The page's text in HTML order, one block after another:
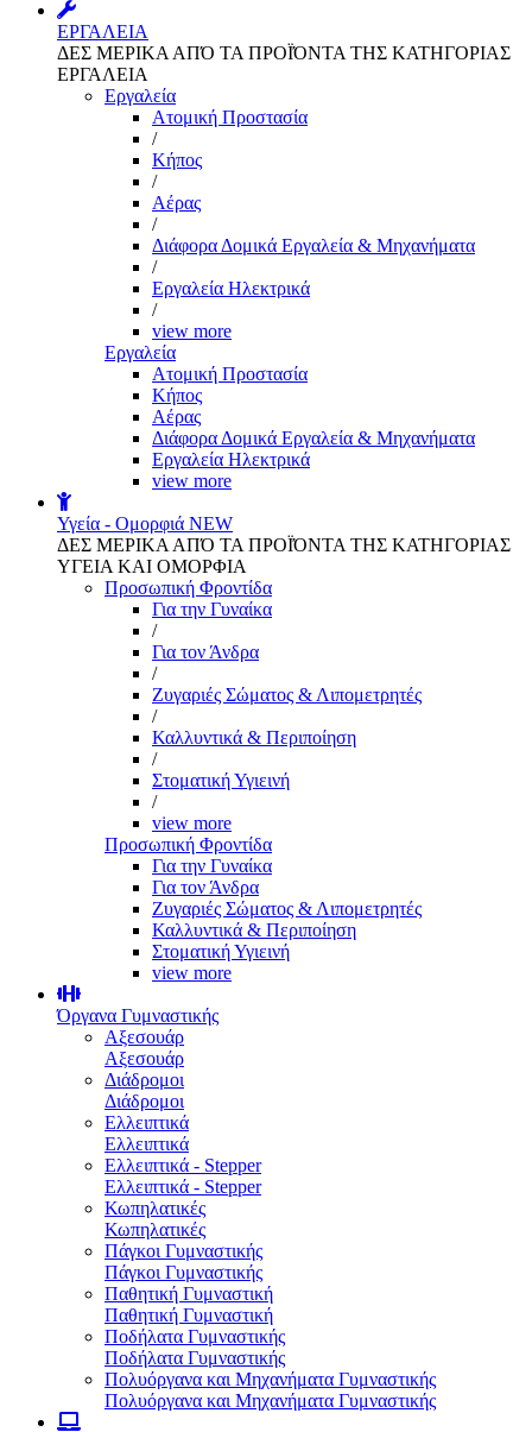
ΕΡΓΑΛΕΙΑ
ΔΕΣ ΜΕΡΙΚΑ ΑΠΌ ΤΑ ΠΡΟΪΌΝΤΑ ΤΗΣ ΚΑΤΗΓΟΡΙΑΣ
ΕΡΓΑΛΕΙΑ
Εργαλεία
Aτομική Προστασία
/
Kήπος
/
Αέρας
/
Διάφορα Δομικά Εργαλεία & Μηχανήματα
/
Εργαλεία Ηλεκτρικά
/
view more
Εργαλεία
Aτομική Προστασία
Kήπος
Αέρας
Διάφορα Δομικά Εργαλεία & Μηχανήματα
Εργαλεία Ηλεκτρικά
view more
Υγεία - Ομορφιά NEW
ΔΕΣ ΜΕΡΙΚΑ ΑΠΌ ΤΑ ΠΡΟΪΌΝΤΑ ΤΗΣ ΚΑΤΗΓΟΡΙΑΣ
ΥΓΕΙΑ ΚΑΙ ΟΜΟΡΦΙΑ
Προσωπική Φροντίδα
Για την Γυναίκα
/
Για τον Άνδρα
/
Ζυγαριές Σώματος & Λιπομετρητές
/
Καλλυντικά & Περιποίηση
/
Στοματική Υγιεινή
/
view more
Προσωπική Φροντίδα
Για την Γυναίκα
Για τον Άνδρα
Ζυγαριές Σώματος & Λιπομετρητές
Καλλυντικά & Περιποίηση
Στοματική Υγιεινή
view more
Όργανα Γυμναστικής
Αξεσουάρ
Αξεσουάρ
Διάδρομοι
Διάδρομοι
Ελλειπτικά
Ελλειπτικά
Ελλειπτικά - Stepper
Ελλειπτικά - Stepper
Κωπηλατικές
Κωπηλατικές
Πάγκοι Γυμναστικής
Πάγκοι Γυμναστικής
Παθητική Γυμναστική
Παθητική Γυμναστική
Ποδήλατα Γυμναστικής
Ποδήλατα Γυμναστικής
Πολυόργανα και Μηχανήματα Γυμναστικής
Πολυόργανα και Μηχανήματα Γυμναστικής